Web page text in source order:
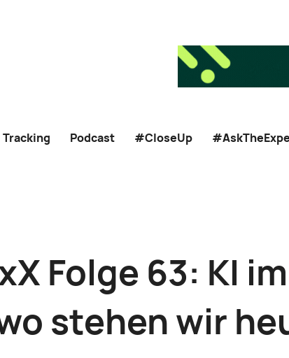
Tracking Podcast #CloseUp
Folge 63: KI
stehen wir